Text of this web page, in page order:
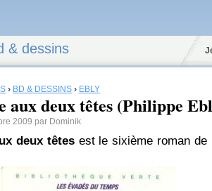
& dessins
› BD & DESSINS › EBLY
aux deux têtes (Philippe
2009 par Dominik
deux têtesest le sixième roman de